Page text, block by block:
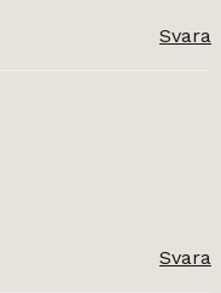
Svara
Svara